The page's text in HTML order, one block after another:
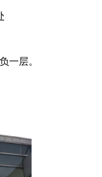
一层。